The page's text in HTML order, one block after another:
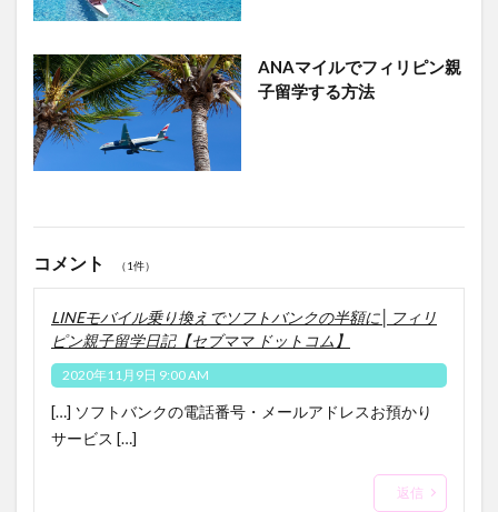
ANAマイルでフィリピン親
子留学する方法
コメント （1件）
LINEモバイル乗り換えでソフトバンクの半額に│フィリ
ピン親子留学日記【セブママ ドットコム】
2020年11月9日 9:00 AM
[…] ソフトバンクの電話番号・メールアドレスお預かり
サービス […]
返信